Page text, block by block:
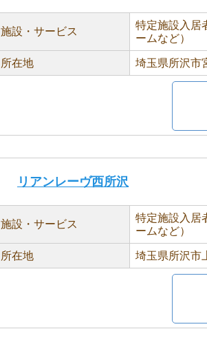
施設・サービス
特定施設入居
ームなど）
所在地 埼玉県所沢市
リアンレーヴ西所沢
施設・サービス
特定施設入居
ームなど）
所在地 埼玉県所沢市